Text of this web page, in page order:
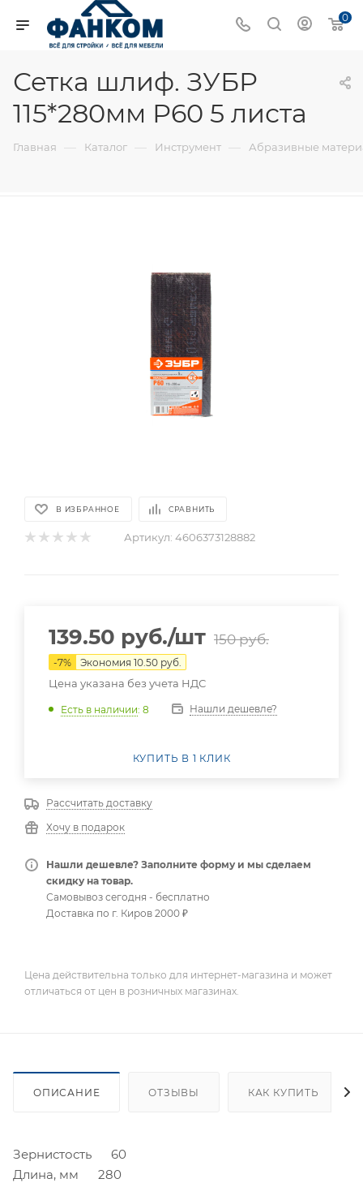
0
Сетка шлиф. ЗУБР
115*280мм Р60 5 листа
Главная — Каталог — Инструмент — Абразивные
В ИЗБРАННОЕ СРАВНИТЬ
Артикул: 4606373128882
139.50 руб./шт 150руб.
-7% Экономия 10.50 руб.
Цена указана без учета НДС
Есть в наличии: 8 Нашли дешевле?
КУПИТЬ В 1 КЛИК
Рассчитать доставку
Хочу в подарок
Нашли дешевле? Заполните форму и мы сделаем
скидку на товар.
Самовывоз сегодня - бесплатно
Доставка по г. Киров 2000 ₽
Цена действительна только для интернет-магазина и может
отличаться от цен в розничных магазинах.
ОПИСАНИЕ ОТЗЫВЫ КАК КУПИТЬ
Зернистость 60
Длина, мм 280